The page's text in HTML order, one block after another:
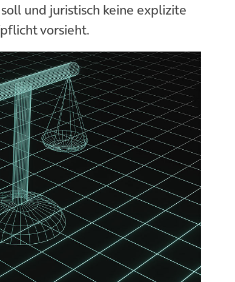
und juristisch keine explizite
vorsieht.